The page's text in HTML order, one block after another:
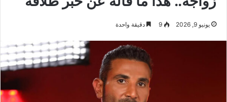
يونيو 9, 2026 9 دقيقة واحدة